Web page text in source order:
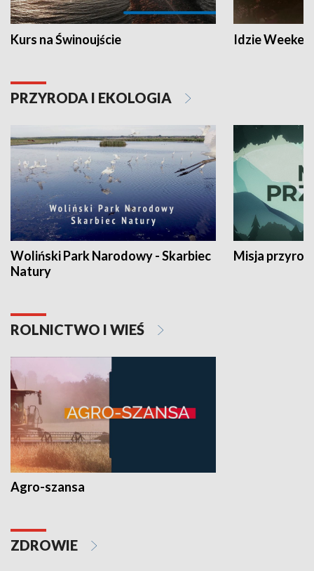
Kurs na Świnoujście Idzie
PRZYRODA I EKOLOGIA
Woliński Park Narodowy - Skarbiec
Natury
Misja
ROLNICTWO I WIEŚ
Agro-szansa
ZDROWIE